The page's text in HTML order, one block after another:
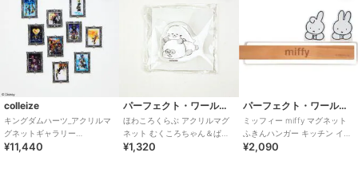
colleize
キングダムハーツ_アクリルマ
グネットギャラリー
Vol.2【BOX／10個入り】
¥11,440
パーフェクト・ワールド・トーキョー
ほわころくらぶ アクリルマグ
ネット むくころちゃん＆ぱん
ころちゃん インテリア 文具
¥1,320
パーフェクト・ワールド・トーキョー
ミッフィー miffy マグネット
ふきんハンガー キッチン イン
テリア
¥2,090